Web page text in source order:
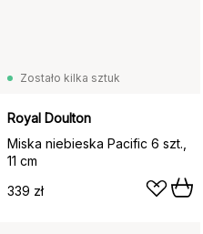
Zostało kilka sztuk
Royal Doulton
Miska niebieska Pacific 6 szt.,
11 cm
339 zł